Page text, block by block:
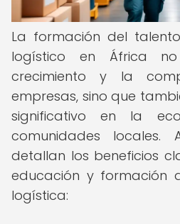
La formación del
logístico en África
crecimiento y la
empresas, sino que
significativo en la
comunidades locales.
detallan los beneficios
educación y formación
logística: